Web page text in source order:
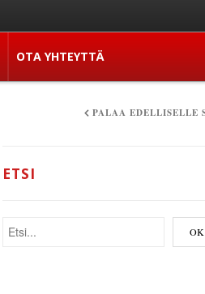
OTA YHTEYTTÄ
PALAA EDELLISELLE
ETSI